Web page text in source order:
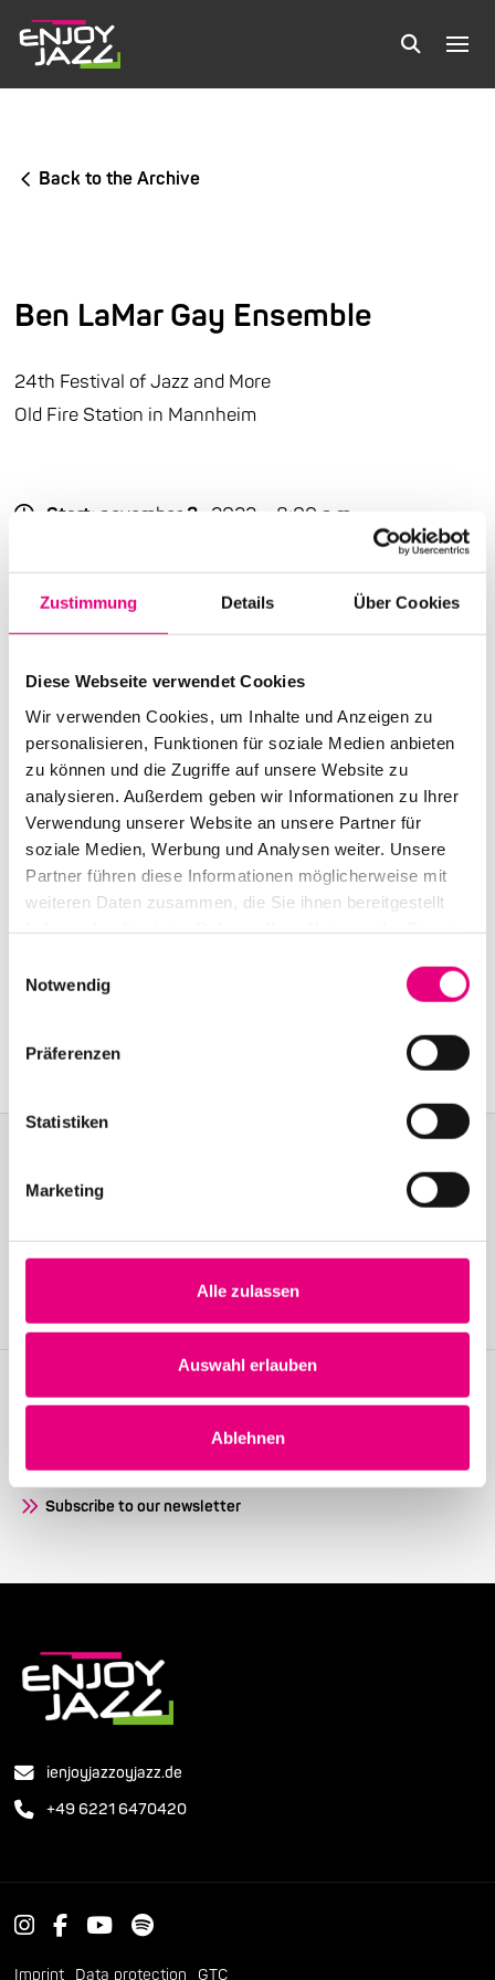
Zustimmung Details Über Cookies
Diese Webseite verwendet Cookies
Wir verwenden Cookies, um Inhalte und Anzeigen zu
personalisieren, Funktionen für soziale Medien anbieten
zu können und die Zugriffe auf unsere Website zu
analysieren. Außerdem geben wir Informationen zu Ihrer
Verwendung unserer Website an unsere Partner für
soziale Medien, Werbung und Analysen weiter. Unsere
Partner führen diese Informationen möglicherweise mit
weiteren Daten zusammen, die Sie ihnen bereitgestellt
Notwendig
Präferenzen
Statistiken
Marketing
Alle zulassen
Auswahl erlauben
Ablehnen
Back to the Archive
Ben LaMar Gay Ensemble
24th Festival of Jazz and More
Old Fire Station in Mannheim
Start: november 3
, 2022 – 8:00 p.m.
, 2022 – 7:00 p.m.
End:november
, 2022 – 9:30 p.m.
Ben LaMar Gay : c, syn, voc
Will Faber : g, voc
Matt Davis : voc
Tommaso Moretti : dr
Advance ticket price: €21
Box office: €25
Old Fire Station Mannheim: Brückenstraße2,
Mannheim
Receive the latest news regularly with our Enjoy Jazz.
Subscribe to our newsletter
ienjoyjazzoyjazz.de
+49 6221 6470420
Imprint Data protection GTC